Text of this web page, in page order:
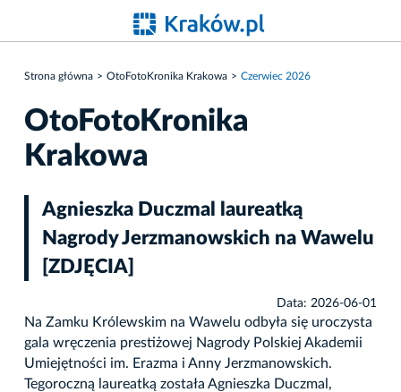
Strona główna OtoFotoKronika Krakowa Czerwiec 2026
OtoFotoKronika
Krakowa
Agnieszka Duczmal laureatką
Nagrody Jerzmanowskich na Wawelu
[ZDJĘCIA]
Data: 2026-06-01
Na Zamku Królewskim na Wawelu odbyła się uroczysta
gala wręczenia prestiżowej Nagrody Polskiej Akademii
Umiejętności im. Erazma i Anny Jerzmanowskich.
Tegoroczną laureatką została Agnieszka Duczmal,